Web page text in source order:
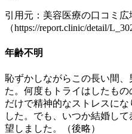
引用元：美容医療の口コミ広
（https://report.clinic/detail/
年齢不明
恥ずかしながらこの長い間
た。何度もトライはしたも
だけで精神的なストレスに
した。でも、いつか結婚し
望しました。（後略）